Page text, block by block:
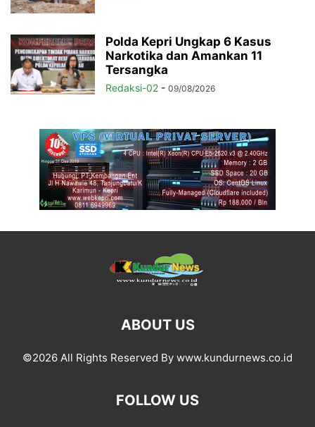
Polda Kepri Ungkap 6 Kasus
Narkotika dan Amankan 11
Tersangka
Redaksi-02 - 09/08/2026
ABOUT US
©2026 All Rights Reserved By www.kundurnews.co.id
FOLLOW US